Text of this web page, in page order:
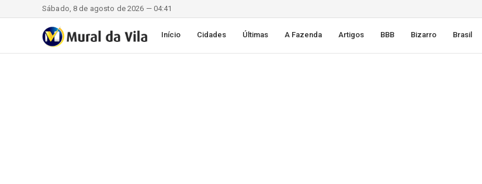
Sábado, 8 de agosto de 2026 — 04:41
Início Cidades Últimas A Fazenda Artigos BBB Bizarro Brasil